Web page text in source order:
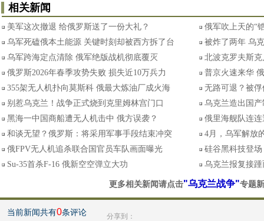
相关新闻
美军这次撤退 给俄罗斯送了一份大礼？
俄军吹上天的“
乌军死磕俄本土能源 关键时刻却被西方拆了台
被炸了两年 乌
乌军跨海定点清除 俄军绝版战机彻底覆灭
北波克罗夫斯
俄罗斯2026年春季攻势失败 损失近10万兵力
普京火速来华
355架无人机扑向莫斯科 俄最大炼油厂成火海
无路可退？被
别惹乌克兰！战争正式烧到克里姆林宫门口
乌克兰造出国
黑海一中国商船遭无人机击中 俄方误袭？
俄里海舰队连
和谈无望？俄罗斯：将采用军事手段结束冲突
4月，乌军解放
俄FPV无人机追杀联合国官员车队画面曝光
硅谷黑科技登
Su-35首杀F-16 俄新空空弹立大功
乌克兰报复接
更多相关新闻请点击"乌克兰战争"专题
当前新闻共有0条评论 分享到：